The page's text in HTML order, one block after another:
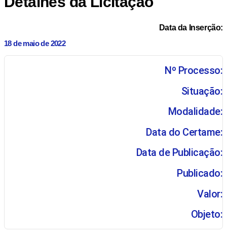
Data da Inserção:
18 de maio de 2022
Nº Processo:
Situação:
Modalidade:
Data do Certame:
Data de Publicação:
Publicado:
Valor:
Objeto: